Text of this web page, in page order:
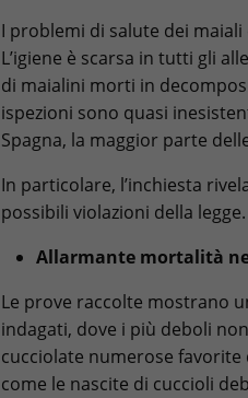
I problemi di salute dei
L’igiene è scarsa in tutti gli
di maialini morti in
ispezioni sono quasi
Spagna, la maggior parte
In particolare, l’inchiesta
possibili violazioni della legge.
Allarmante mortalità
Le prove raccolte mostrano
indagati, dove i più deboli
cucciolate numerose
come le nascite di cuccioli